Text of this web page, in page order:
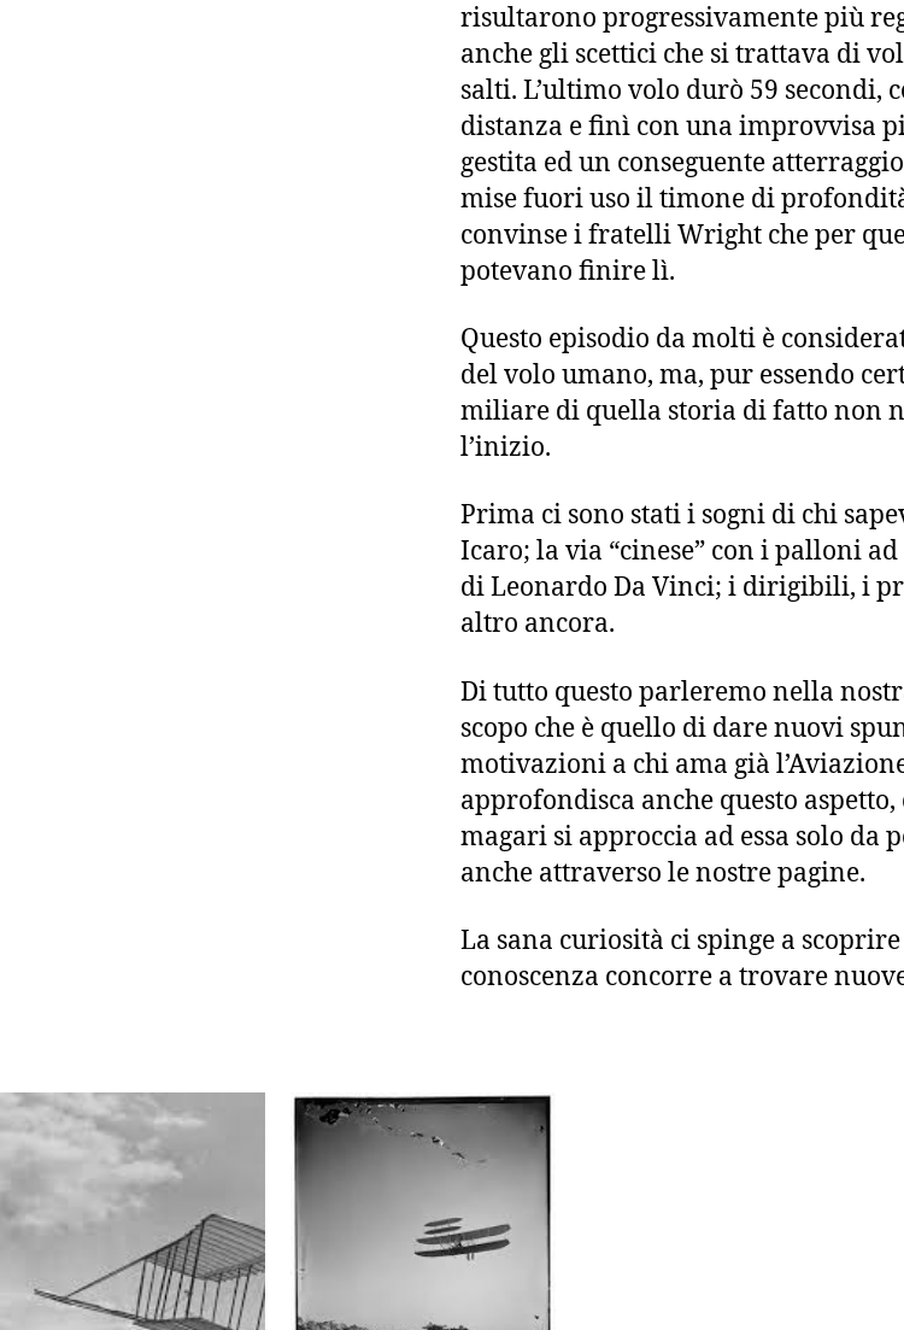
risultarono progressivamente più
anche gli scettici che si trattava di
salti. L’ultimo volo durò 59 secondi,
distanza e finì con una improvvisa
gestita ed un conseguente
mise fuori uso il timone di
convinse i fratelli Wright che per
potevano finire lì.
Questo episodio da molti è
del volo umano, ma, pur essendo
miliare di quella storia di fatto non
l’inizio.
Prima ci sono stati i sogni di chi
Icaro; la via “cinese” con i palloni
di Leonardo Da Vinci; i dirigibili, i
altro ancora.
Di tutto questo parleremo nella
scopo che è quello di dare nuovi
motivazioni a chi ama già
approfondisca anche questo aspetto,
magari si approccia ad essa solo da
anche attraverso le nostre pagine.
La sana curiosità ci spinge a
conoscenza concorre a trovare